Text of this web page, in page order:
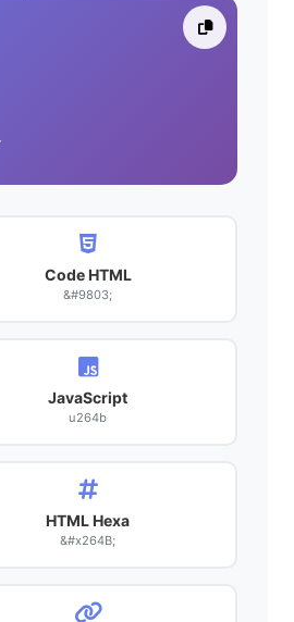
Code HTML
&#9803;
JavaScript
u264b
HTML Hexa
&#x264B;